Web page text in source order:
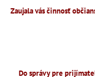
Zaujala vás činnosť
Do správy pre